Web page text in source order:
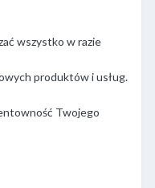
wszystko w razie
produktów i usług.
Twojego